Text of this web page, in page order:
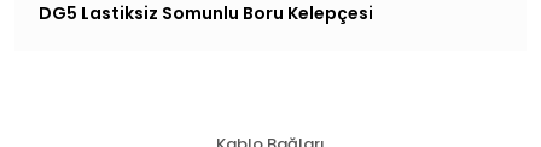
DG5 Lastiksiz Somunlu Boru Kelepçesi